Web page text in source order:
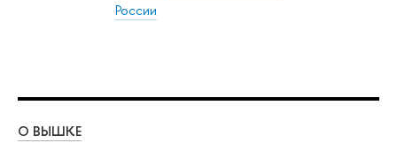
России
О ВЫШКЕ